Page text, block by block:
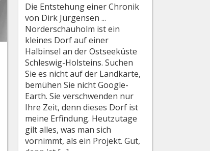
Die Entstehung einer Chronik
von Dirk Jürgensen ...
Norderschauholm ist ein
kleines Dorf auf einer
Halbinsel an der Ostseeküste
Schleswig-Holsteins. Suchen
Sie es nicht auf der Landkarte,
bemühen Sie nicht Google-
Earth. Sie verschwenden nur
Ihre Zeit, denn dieses Dorf ist
meine Erfindung. Heutzutage
gilt alles, was man sich
vornimmt, als ein Projekt. Gut,